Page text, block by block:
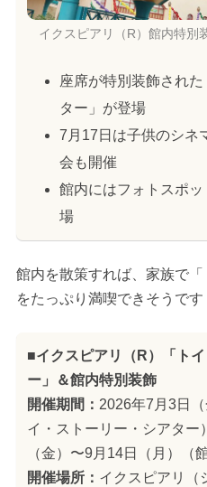
イクスピアリ（R）館内特別
座席が特別装飾され
ター」が登場
7月17日は子供のシネ
会も開催
館内にはフォトスポ
場
館内を散策すれば、家族で
をたっぷり満喫できそうです
■イクスピアリ（R）「ト
ー」＆館内特別装飾
開催期間： 2026年7月3日
イ・ストーリー・シアター
（金）〜9月14日（月）（
開催場所： イクスピアリ（